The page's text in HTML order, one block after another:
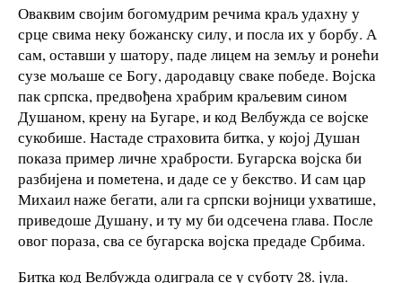
Оваквим својим богомудрим речима краљ удахну у
срце свима неку божанску силу, и посла их у борбу. А
сам, оставши у шатору, паде лицем на земљу и ронећи
сузе мољаше се Богу, дародавцу сваке победе. Војска
пак српска, предвођена храбрим краљевим сином
Душаном, крену на Бугаре, и код Велбужда се војске
сукобише. Настаде страховита битка, у којој Душан
показа пример личне храбрости. Бугарска војска би
разбијена и пометена, и даде се у бекство. И сам цар
Михаил наже бегати, али га српски војници ухватише,
приведоше Душану, и ту му би одсечена глава. После
овог пораза, сва се бугарска војска предаде Србима.
Битка код Велбужда одиграла се у суботу 28. јула.